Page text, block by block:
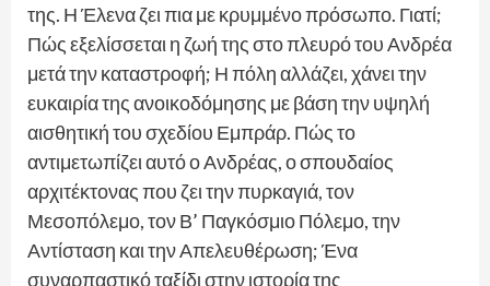
της. Η Έλενα ζει πια με κρυμμένο πρόσωπο. Γιατί;
Πώς εξελίσσεται η ζωή της στο πλευρό του Ανδρέα
μετά την καταστροφή; Η πόλη αλλάζει, χάνει την
ευκαιρία της ανοικοδόμησης με βάση την υψηλή
αισθητική του σχεδίου Εμπράρ. Πώς το
αντιμετωπίζει αυτό ο Ανδρέας, ο σπουδαίος
αρχιτέκτονας που ζει την πυρκαγιά, τον
Μεσοπόλεμο, τον Β’ Παγκόσμιο Πόλεμο, την
Αντίσταση και την Απελευθέρωση; Ένα
συναρπαστικό ταξίδι στην ιστορία της